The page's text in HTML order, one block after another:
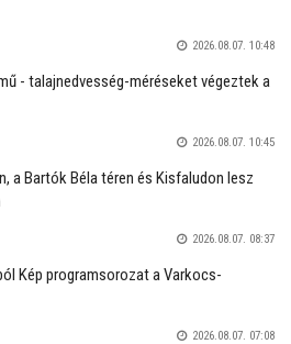
2026.08.07. 10:48
- talajnedvesség-méréseket végeztek a
2026.08.07. 10:45
a Bartók Béla téren és Kisfaludon lesz
2026.08.07. 08:37
Kép programsorozat a Varkocs-
2026.08.07. 07:08